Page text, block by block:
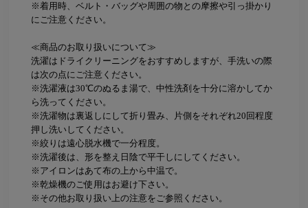
※着用時、ベルト・バッグや周囲の物との摩擦や引っ掛かり
にご注意ください。
≪商品のお取り扱いについて≫
洗濯はドライクリーニングをおすすめしますが、手洗いの際
は次の点にご注意ください。
※洗濯液は30℃のぬるま湯で、中性洗剤を十分に溶かしてか
ら洗ってください。
※洗濯物は裏返しにして折り畳み、片側をそれぞれ20回程度
押し洗いしてください。
※絞りは遠心脱水機で一分程度。
※洗濯後は、形を整え日陰で平干しにしてください。
※アイロンはあて布の上から中温で。
※乾燥機のご使用はお避け下さい。
※その他お取り扱い上の注意をご参照ください。